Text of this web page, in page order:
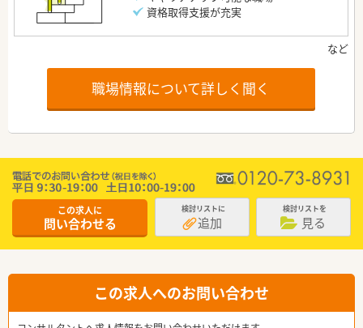
資格取得支援が充実
職場情報について詳しく聞く
この求人に
問い合わせる
検討リストに
追加
検討リストを
見る
この求人へのお問い合わせ